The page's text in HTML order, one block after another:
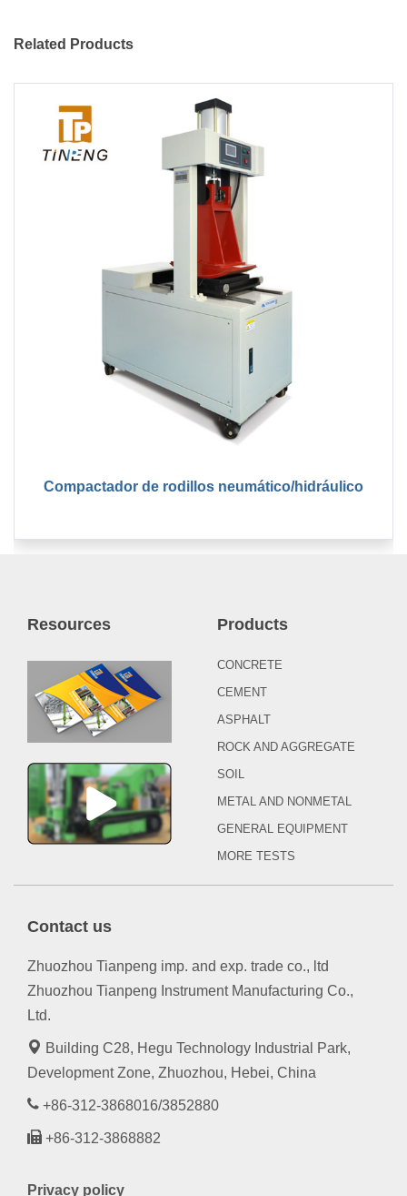
Related Products
Compactador de rodillos neumático/hidráulico
Resources Products
CONCRETE
CEMENT
ASPHALT
ROCK AND AGGREGATE
SOIL
METAL AND NONMETAL
GENERAL EQUIPMENT
MORE TESTS
Contact us
Zhuozhou Tianpeng imp. and exp. trade co., ltd
Zhuozhou Tianpeng Instrument Manufacturing Co.,
Ltd.
Building C28, Hegu Technology Industrial Park,
Development Zone, Zhuozhou, Hebei, China
+86-312-3868016/3852880
+86-312-3868882
Privacy policy